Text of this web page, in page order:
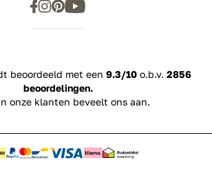
beoordeeld met een 9.3/10 o.b.v. 2856
beoordelingen.
onze klanten beveelt ons aan.